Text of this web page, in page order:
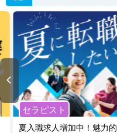
セラピスト
夏入職求人増加中！魅力的